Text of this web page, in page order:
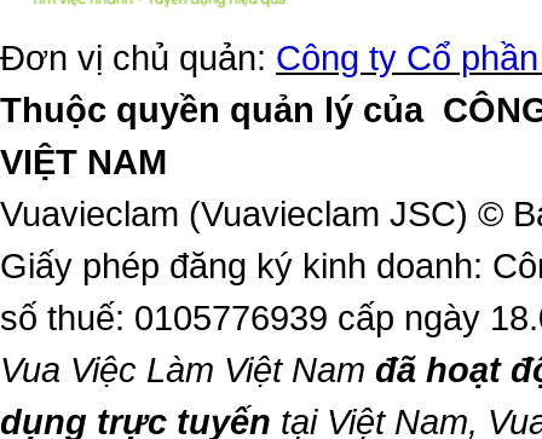
Đơn vị chủ quản: Công ty Cổ
Thuộc quyền quản lý của
VIỆT NAM
Vuavieclam (Vuavieclam JSC) ©
Giấy phép đăng ký kinh doanh:
số thuế: 0105776939 cấp ngày
Vua Việc Làm Việt Nam đã hoạt
dụng trực tuyến tại Việt Nam,